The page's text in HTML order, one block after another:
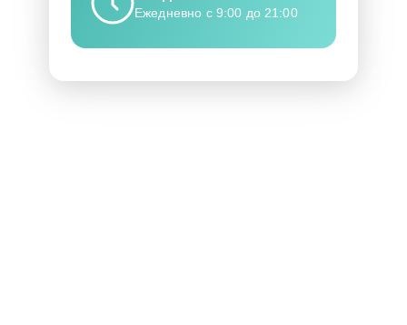
Ежедневно с 9:00 до 21:00